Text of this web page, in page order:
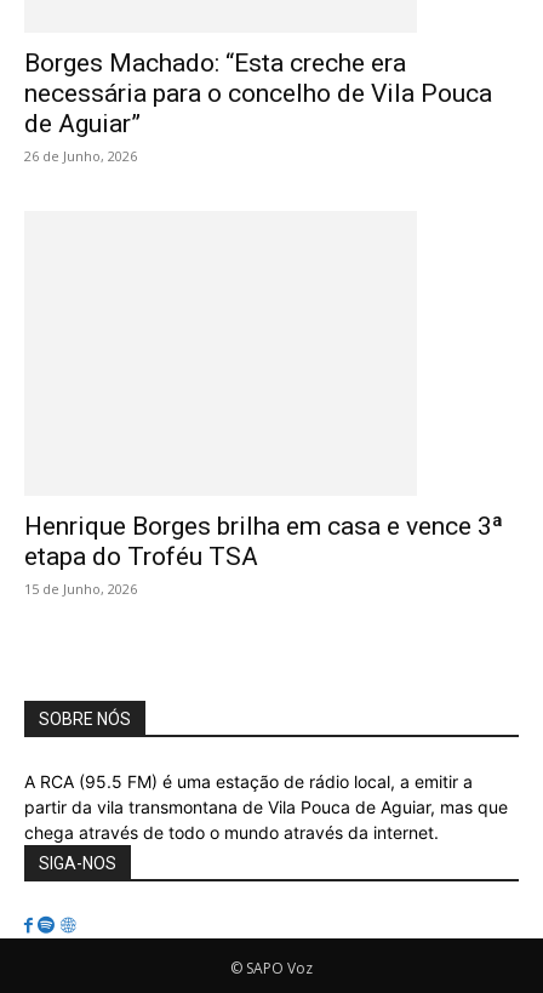
Borges Machado: “Esta creche era
necessária para o concelho de Vila Pouca
de Aguiar”
26 de Junho, 2026
Henrique Borges brilha em casa e vence 3ª
etapa do Troféu TSA
15 de Junho, 2026
SOBRE NÓS
A RCA (95.5 FM) é uma estação de rádio local, a emitir a
partir da vila transmontana de Vila Pouca de Aguiar, mas que
chega através de todo o mundo através da internet.
SIGA-NOS
© SAPO Voz